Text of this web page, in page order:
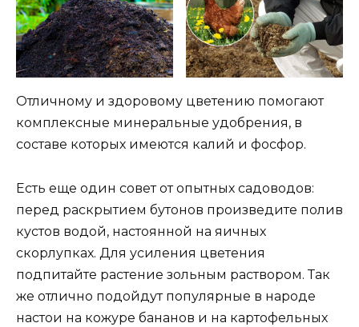
Отличному и здоровому цветению помогают
комплексные минеральные удобрения, в
составе которых имеются калий и фосфор.
Есть еще один совет от опытных садоводов:
перед раскрытием бутонов произведите полив
кустов водой, настоянной на яичных
скорлупках. Для усиления цветения
подпитайте растение зольным раствором. Так
же отлично подойдут популярные в народе
настои на кожуре бананов и на картофельных